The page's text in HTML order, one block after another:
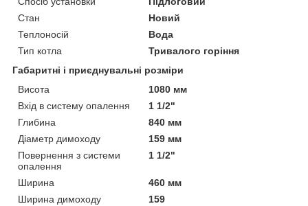
Стан
Новий
Теплоносій
Вода
Тип котла
Тривалого горіння
Габаритні і приєднувальні розміри
Висота
1080 мм
Вхід в систему опалення
1 1/2"
Глибина
840 мм
Діаметр димоходу
159 мм
Повернення з системи
опалення
1 1/2"
Ширина
460 мм
Ширина димоходу
159